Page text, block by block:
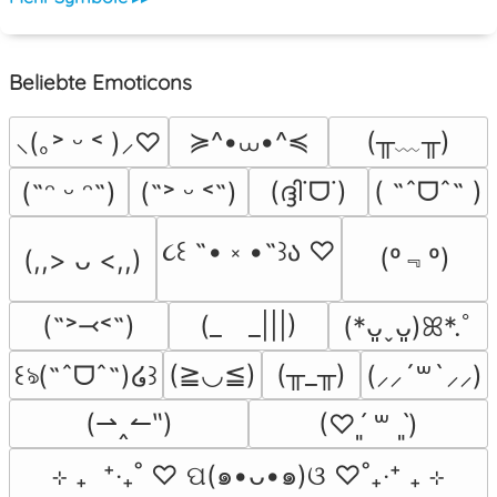
Beliebte Emoticons
⸜(｡˃ ᵕ ˂ )⸝♡ ≽^•⩊•^≼
(╥﹏╥)
(˶ᵔ ᵕ ᵔ˶)
(˶˃ ᵕ ˂˶) (ദ്ദി˙ᗜ˙) ( ˶ˆᗜˆ˵ )
(,,> ᴗ <,,) ૮꒰ ˶• ༝ •˶꒱ა ♡ (º﹃º)
(˶˃⤙˂˶) (_　_|||)
(*ᴗ͈ˬᴗ͈)ꕤ*.ﾟ
꒰ঌ(˶ˆᗜˆ˵)໒꒱ (≧◡≦) (╥_╥)
(⸝⸝´꒳`⸝⸝)
(⇀‸↼‶)
(♡ˊ͈ ꒳ ˋ͈)
⊹ ₊  ⁺‧₊˚ ♡ ପ(๑•ᴗ•๑)ଓ ♡˚₊‧⁺ ₊ ⊹